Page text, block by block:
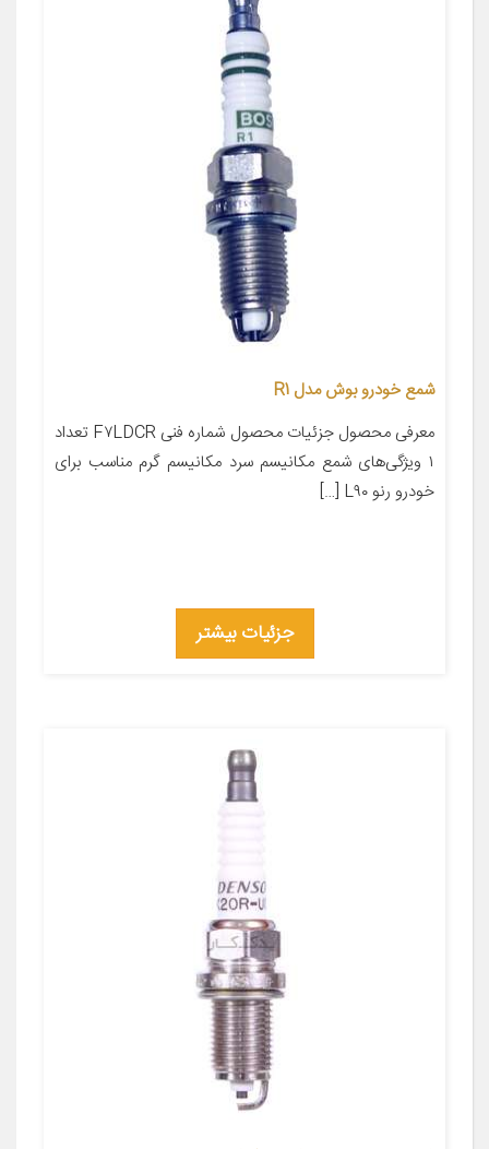
شمع خودرو بوش مدل R1
معرفی محصول جزئیات محصول شماره فنی F۷LDCR تعداد
۱ ویژگی‌های شمع مکانیسم سرد مکانیسم گرم مناسب برای
خودرو رنو L۹۰ […]
جزئیات بیشتر